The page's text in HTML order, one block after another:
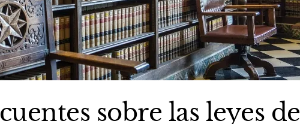
sobre las leyes de